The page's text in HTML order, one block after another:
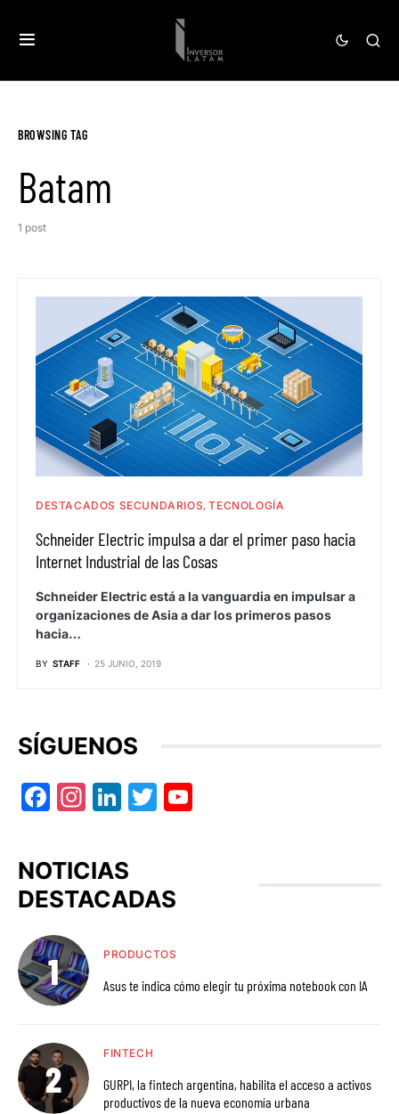
BROWSING TAG
Batam
1 post
DESTACADOS SECUNDARIOS TECNOLOGÍA
Schneider Electric impulsa a dar el primer paso hacia
Internet Industrial de las Cosas
Schneider Electric está a la vanguardia en impulsar a
organizaciones de Asia a dar los primeros pasos
hacia…
BY STAFF 25 JUNIO, 2019
SÍGUENOS
Facebook
Instagram
LinkedIn
Twitter
NOTICIAS
DESTACADAS
PRODUCTOS
Asus te indica cómo elegir tu próxima notebook con IA
FINTECH
GURPI, la fintech argentina, habilita el acceso a activos
productivos de la nueva economía urbana